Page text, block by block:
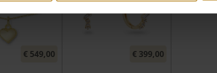
€ 549,00 €399,00